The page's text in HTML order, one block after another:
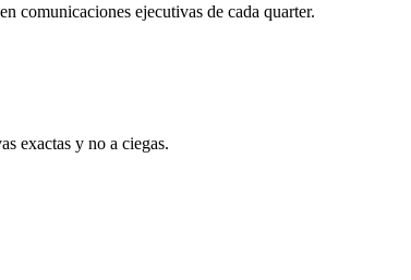
comunicaciones ejecutivas de cada quarter.
exactas y no a ciegas.